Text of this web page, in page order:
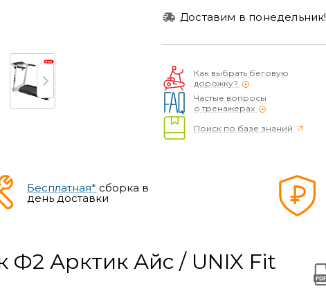
Доставим в понедельник!
Как выбрать беговую
дорожку?
Частые вопросы
о тренажерах
Поиск по базе знаний
Бесплатная* сборка в
день доставки
Ф2 Арктик Айс / UNIX Fit